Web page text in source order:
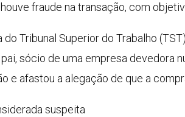
houve fraude na transação, com
do Tribunal Superior do Trabalho
sócio de uma empresa devedora
e afastou a alegação de que a
suspeita